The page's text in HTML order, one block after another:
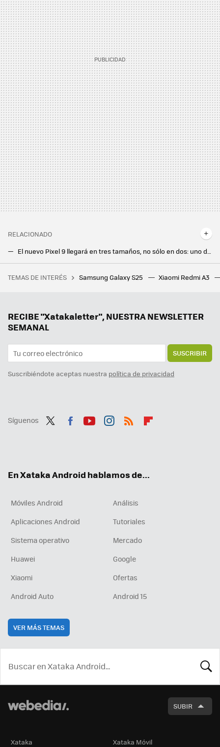
RELACIONADO
El Google Pixel 8a acaba de salir y ya tiene un problema: el Pixel 8 está casi al mismo precio
Tenemos un problema con el futuro del cemento y con el exceso de plástico. A alguien se le ha ocurrido lo más obvio
TEMAS DE INTERÉS Samsung Galaxy S25 Xiaomi Redmi A3
RECIBE "Xatakaletter", NUESTRA NEWSLETTER
SEMANAL
SUSCRIBIR
Suscribiéndote aceptas nuestra política de privacidad
Síguenos
En Xataka Android hablamos de...
Móviles Android
Análisis
Aplicaciones Android
Tutoriales
Sistema operativo
Mercado
Huawei
Google
Xiaomi
Ofertas
Android Auto
Android 15
VER MÁS TEMAS
SUBIR
Xataka
Xataka Móvil